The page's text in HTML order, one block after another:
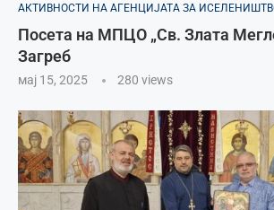
АКТИВНОСТИ НА АГЕНЦИЈАТА ЗА
Посета на МПЦО „Св. Злата
Загреб
мај 15, 2025 280 views